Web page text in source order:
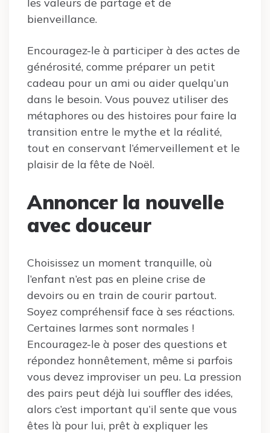
bienveillance.
Encouragez-le à participer à des actes de
générosité, comme préparer un petit
cadeau pour un ami ou aider quelqu’un
dans le besoin. Vous pouvez utiliser des
métaphores ou des histoires pour faire la
transition entre le mythe et la réalité,
tout en conservant l’émerveillement et le
plaisir de la fête de Noël.
Annoncer la nouvelle
avec douceur
Choisissez un moment tranquille, où
l’enfant n’est pas en pleine crise de
devoirs ou en train de courir partout.
Soyez compréhensif face à ses réactions.
Certaines larmes sont normales !
Encouragez-le à poser des questions et
répondez honnêtement, même si parfois
vous devez improviser un peu. La pression
des pairs peut déjà lui souffler des idées,
alors c’est important qu’il sente que vous
êtes là pour lui, prêt à expliquer les